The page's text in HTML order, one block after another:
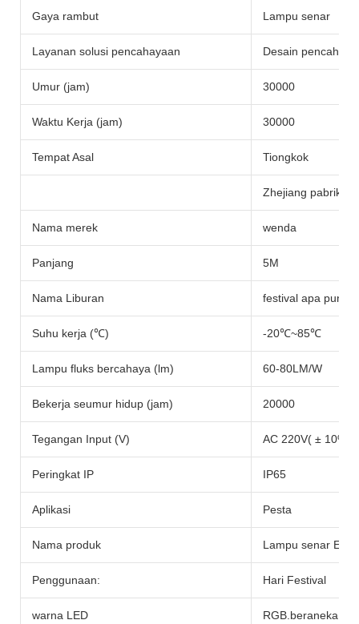
Gaya rambut Lampu senar
Layanan solusi pencahayaan Desain
Umur (jam) 30000
Waktu Kerja (jam) 30000
Tempat Asal Tiongkok
Zhejiang pabrik
Nama merek wenda
Panjang 5M
Nama Liburan festival apa pun
Suhu kerja (℃) -20℃~85℃
Lampu fluks bercahaya (lm) 60-80LM/W
Bekerja seumur hidup (jam) 20000
Tegangan Input (V) AC 220V( ± 10%)
Peringkat IP IP65
Aplikasi Pesta
Nama produk Lampu senar E14
Penggunaan: Hari Festival
warna LED RGB.beraneka